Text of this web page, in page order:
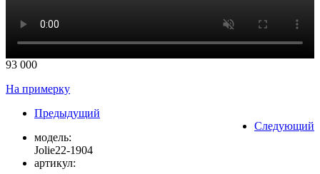
93 000
На примерку
Предыдущий
Следующий
модель:
Jolie22-1904
артикул: